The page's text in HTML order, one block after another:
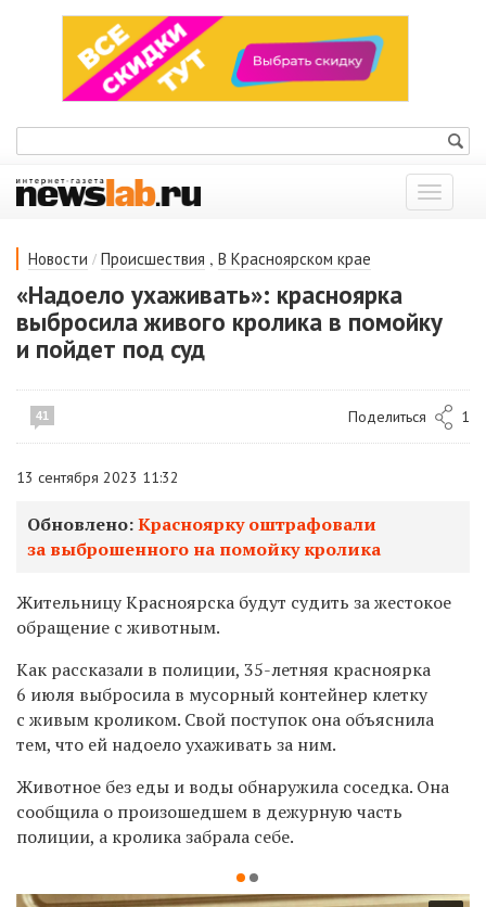
Показать
меню
Новости / Происшествия , В Красноярском крае
«Надоело ухаживать»: красноярка
выбросила живого кролика в помойку
и пойдет под суд
41 Поделиться 1
13 сентября 2023 11:32
Обновлено:Красноярку оштрафовали
за выброшенного на помойку кролика
Жительницу Красноярска будут судить за жестокое
обращение с животным.
Как рассказали в полиции, 35-летняя красноярка
6 июля выбросила в мусорный контейнер клетку
с живым кроликом. Свой поступок она объяснила
тем, что ей надоело ухаживать за ним.
Животное без еды и воды обнаружила соседка. Она
сообщила о произошедшем в дежурную часть
полиции, а кролика забрала себе.